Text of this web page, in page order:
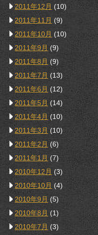
2011年12月 (10)
2011年11月 (9)
2011年10月 (10)
2011年9月 (9)
2011年8月 (9)
2011年7月 (13)
2011年6月 (12)
2011年5月 (14)
2011年4月 (10)
2011年3月 (10)
2011年2月 (6)
2011年1月 (7)
2010年12月 (3)
2010年10月 (4)
2010年9月 (5)
2010年8月 (1)
2010年7月 (3)